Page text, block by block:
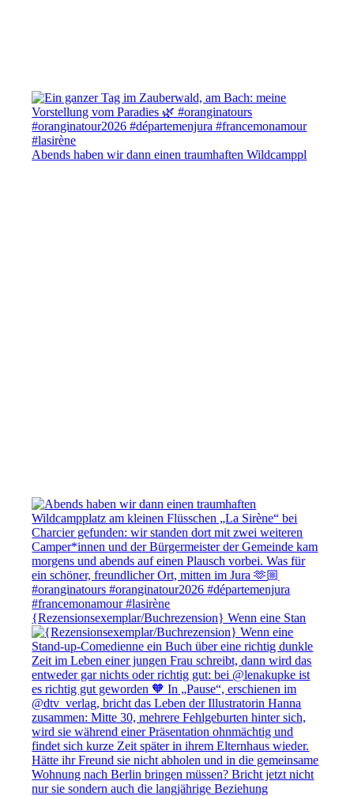
Abends haben wir dann einen traumhaften Wildcamppl
{Rezensionsexemplar/Buchrezension} Wenn eine Stan